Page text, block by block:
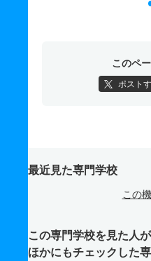
このペ
ポスト
最近見た専門学校
この
この専門学校を見た人が
ほかにもチェックした